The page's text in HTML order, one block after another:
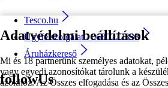
Adatvédelmi beállítások
Mi és 18 partnerünk személyes adatokat,
vagy egyedi azonosítókat tárolunk a
azokhoz. Az Összes elfogadása és az
Tesco.hu
Ügyfélszolgálat - 0680222333
Áruházkereső
followUs